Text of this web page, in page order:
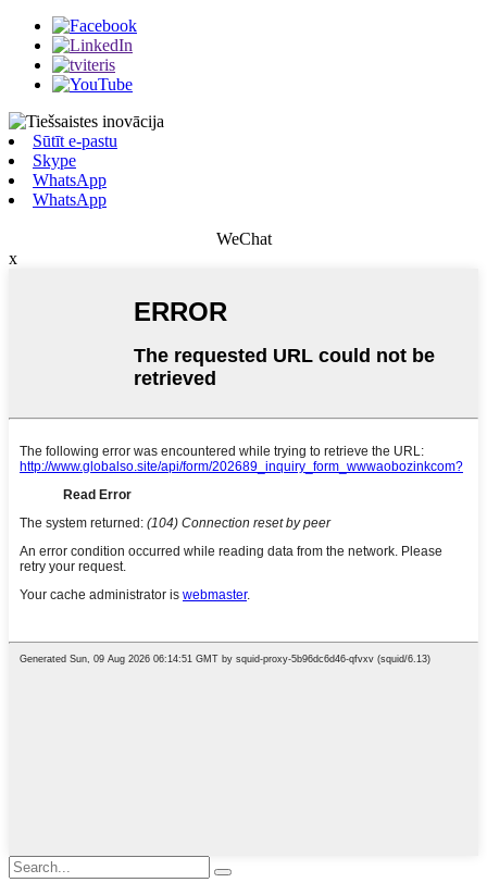
Sūtīt e-pastu
Skype
WhatsApp
WhatsApp
WeChat
x